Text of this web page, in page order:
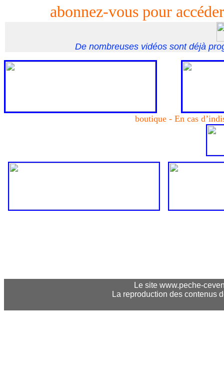
abonnez-vous pour
De nombreuses vidéos sont déjà
boutique - En cas
Le site www.peche-
La reproduction des contenus